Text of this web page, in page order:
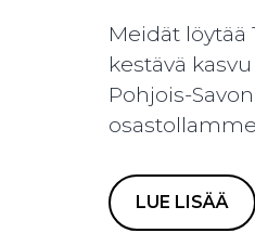
Meidät löytää
kestävä
Pohjois-
LUE LISÄÄ